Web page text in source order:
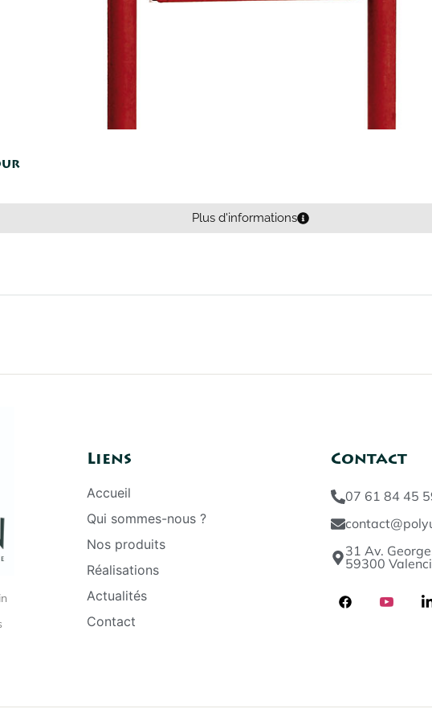
Plus d'informations
Liens
Accueil
Qui sommes-nous ?
Nos produits
Réalisations
Actualités
Contact
Contact
07 61 84 45
31 Av.
59300